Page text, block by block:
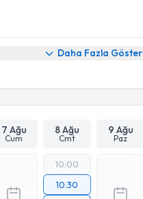
Daha Fazla Göster
7 Ağu
Cum
8 Ağu
Cmt
9 Ağu
Paz
10:00
10:30